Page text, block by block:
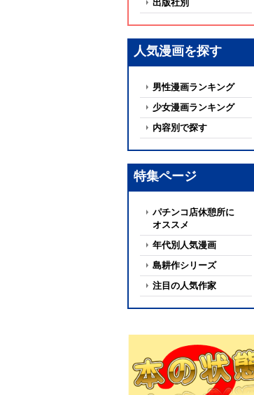
出版社別
人気漫画を探す
男性漫画ランキング
少女漫画ランキング
内容別で探す
特集ページ
パチンコ店休憩所に
オススメ
年代別人気漫画
島耕作シリーズ
注目の人気作家